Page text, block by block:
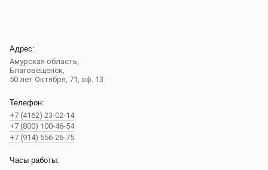
Адрес:
Амурская область,
Благовещенск,
50 лет Октября, 71, оф. 13
Телефон:
+7 (4162) 23-02-14
+7 (800) 100-46-54
+7 (914) 556-26-75
Часы работы: